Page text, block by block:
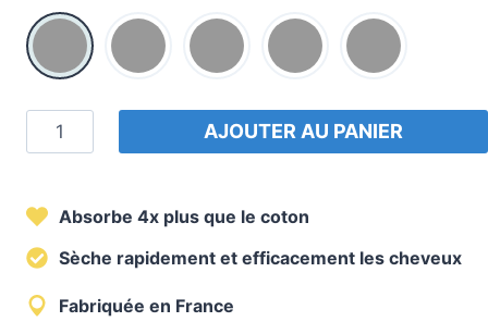
quantité
de
à
en
viscose
AJOUTER AU PANIER
Absorbe 4x plus que le coton
Sèche rapidement et efficacement les cheveux
Fabriquée en France